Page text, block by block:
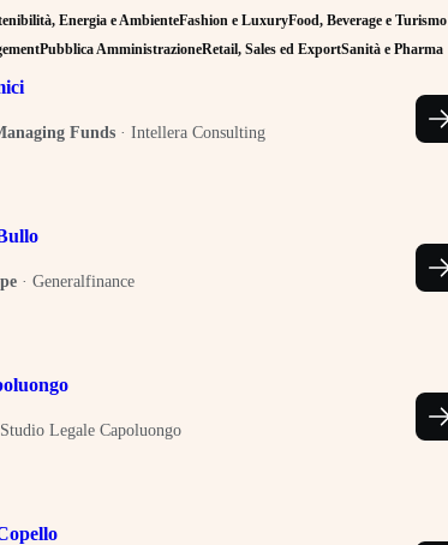
Energia e AmbienteFashion e LuxuryFood, Beverage e Turismo
Pubblica AmministrazioneRetail, Sales ed ExportSanità e Pharma
Funds · Intellera Consulting
· Generalfinance
Studio Legale Capoluongo